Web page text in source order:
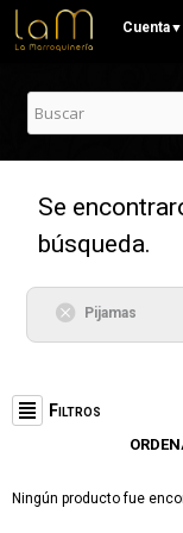
Cuenta▼
Se
búsqueda.
Pijamas
Filtros
Ningún producto fue